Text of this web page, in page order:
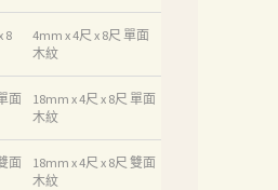
8
4mm x 4尺 x 8尺 單面
木紋
面
18mm x 4尺 x 8尺 單面
木紋
面
18mm x 4尺 x 8尺 雙面
木紋